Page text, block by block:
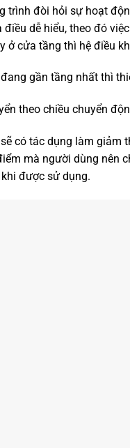
trình đòi hỏi sự hoạt
điều dễ hiểu, theo đó
ở cửa tầng thì hệ điều
gần tầng nhất thì
theo chiều chuyển
có tác dụng làm
mà người dùng nên
được sử dụng.